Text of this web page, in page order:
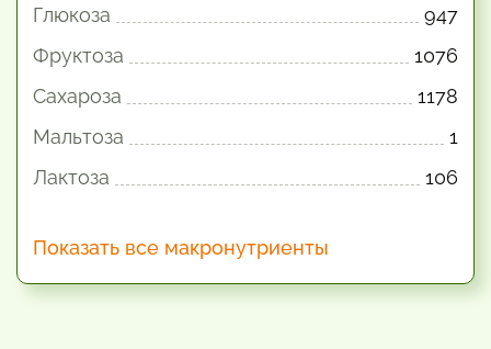
Глюкоза
947
Фруктоза
1076
Сахароза
1178
Мальтоза
1
Лактоза
106
Показать все макронутриенты